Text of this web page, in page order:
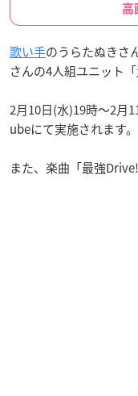
高
歌い手のうらたぬきさ
さんの4人組ユニット「
2月10日(水)19時〜2月
ubeにて実施されます。
また、楽曲「最強